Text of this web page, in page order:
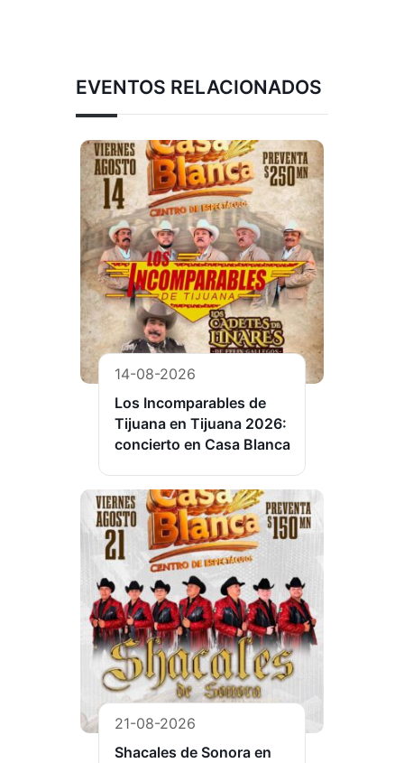
EVENTOS RELACIONADOS
14-08-2026
Los Incomparables de
Tijuana en Tijuana 2026:
concierto en Casa Blanca
21-08-2026
Shacales de Sonora en